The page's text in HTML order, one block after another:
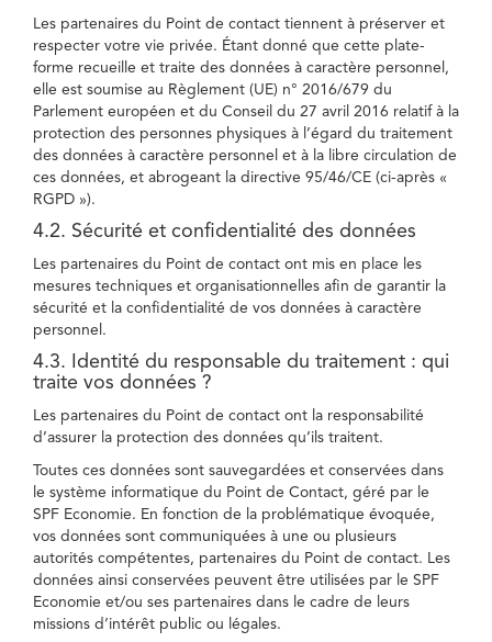
Les partenaires du Point de contact tiennent à préserver et
respecter votre vie privée. Étant donné que cette plate-
forme recueille et traite des données à caractère personnel,
elle est soumise au Règlement (UE) n° 2016/679 du
Parlement européen et du Conseil du 27 avril 2016 relatif à la
protection des personnes physiques à l’égard du traitement
des données à caractère personnel et à la libre circulation de
ces données, et abrogeant la directive 95/46/CE (ci-après «
RGPD »).
4.2. Sécurité et confidentialité des données
Les partenaires du Point de contact ont mis en place les
mesures techniques et organisationnelles afin de garantir la
sécurité et la confidentialité de vos données à caractère
personnel.
4.3. Identité du responsable du traitement : qui
traite vos données ?
Les partenaires du Point de contact ont la responsabilité
d’assurer la protection des données qu’ils traitent.
Toutes ces données sont sauvegardées et conservées dans
le système informatique du Point de Contact, géré par le
SPF Economie. En fonction de la problématique évoquée,
vos données sont communiquées à une ou plusieurs
autorités compétentes, partenaires du Point de contact. Les
données ainsi conservées peuvent être utilisées par le SPF
Economie et/ou ses partenaires dans le cadre de leurs
missions d’intérêt public ou légales.